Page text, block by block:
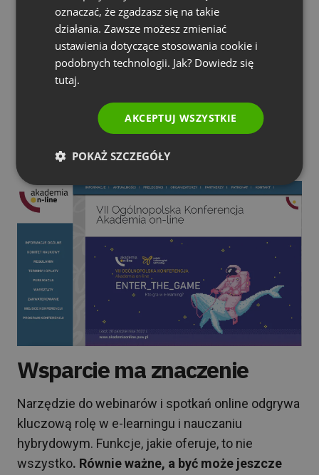
również wspiera ClickMeeting, jest Akademia
To ogólnopolska konferencja poświęcona
e-learningowi, w ramach której praktycy zdalnego
nauczania dzielą się wiedzą i doświadczeniami.
Wydarzenie odbywa się w formule hybrydowej – z
jednej strony w siedzibie uczelni w Łodzi, z
drugiej – przez Internet, za pośrednictwem
ClickMeeting.
Wsparcie ma znaczenie
Narzędzie do webinarów i spotkań online odgrywa
kluczową rolę w e-learningu i nauczaniu
hybrydowym. Funkcje, jakie oferuje, to nie
wszystko. Równie ważne, a być może jeszcze
ITALIAN
oznaczać, że zgadzasz się na takie
działania. Zawsze możesz zmieniać
ustawienia dotyczące stosowania cookie i
podobnych technologii. Jak? Dowiedz się
tutaj.
AKCEPTUJ WSZYSTKIE
POKAŻ SZCZEGÓŁY